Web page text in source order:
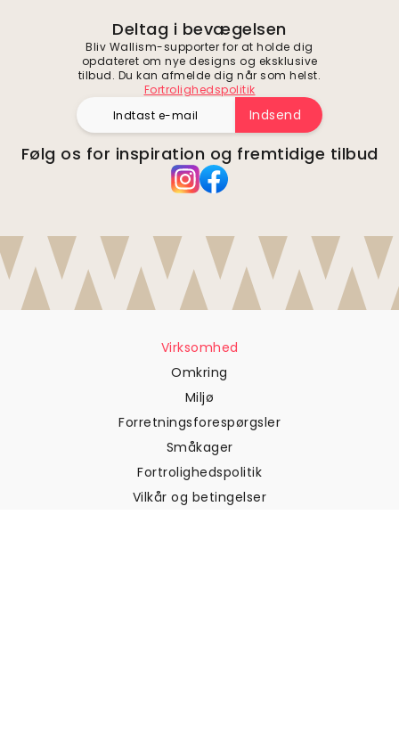
Deltag i bevægelsen
Bliv Wallism-supporter for at holde dig
opdateret om nye designs og eksklusive
tilbud. Du kan afmelde dig når som helst.
Fortrolighedspolitik
Indsend
Følg os for inspiration og fremtidige tilbud
Virksomhed
Omkring
Miljø
Forretningsforespørgsler
Småkager
Fortrolighedspolitik
Vilkår og betingelser